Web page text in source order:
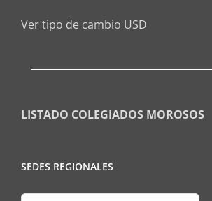
Ver tipo de cambio USD
LISTADO COLEGIADOS MOROSOS
SEDES REGIONALES